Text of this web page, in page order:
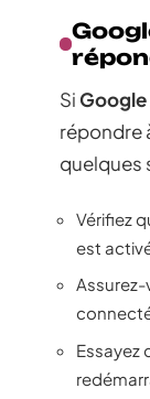
Si
répondre
quelques
Vérifiez
est
Essayez